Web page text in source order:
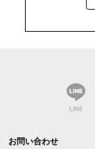
LINE
お問い合わせ